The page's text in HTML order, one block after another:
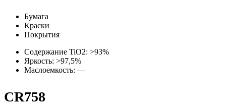
Бумага
Краски
Покрытия
Содержание TiO2: >93%
Яркость: >97,5%
Маслоемкость: —
CR758